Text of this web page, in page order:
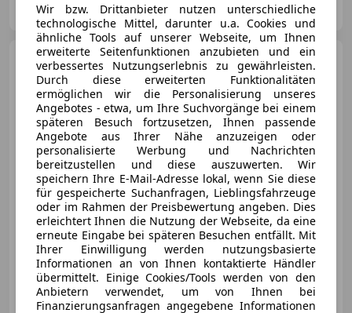
AT-2000 Stockerau
Mazda CX-30 2.5L G140PS
6MT 2WD Prime - Line
€ 26 990
- (Erstzulassung) 6 km Benzin 103 kW (140 PS)
Autohaus Eckl GmbH
AT-3254 Bergland
Wir bzw. Drittanbieter nutzen unterschiedliche
technologische Mittel, darunter u.a. Cookies und
ähnliche Tools auf unserer Webseite, um Ihnen
erweiterte Seitenfunktionen anzubieten und ein
verbessertes Nutzungserlebnis zu gewährleisten.
Durch diese erweiterten Funktionalitäten
ermöglichen wir die Personalisierung unseres
Angebotes - etwa, um Ihre Suchvorgänge bei einem
späteren Besuch fortzusetzen, Ihnen passende
Angebote aus Ihrer Nähe anzuzeigen oder
personalisierte Werbung und Nachrichten
bereitzustellen und diese auszuwerten. Wir
speichern Ihre E-Mail-Adresse lokal, wenn Sie diese
für gespeicherte Suchanfragen, Lieblingsfahrzeuge
oder im Rahmen der Preisbewertung angeben. Dies
erleichtert Ihnen die Nutzung der Webseite, da eine
erneute Eingabe bei späteren Besuchen entfällt. Mit
Ihrer Einwilligung werden nutzungsbasierte
Informationen an von Ihnen kontaktierte Händler
übermittelt. Einige Cookies/Tools werden von den
Anbietern verwendet, um von Ihnen bei
Finanzierungsanfragen angegebene Informationen